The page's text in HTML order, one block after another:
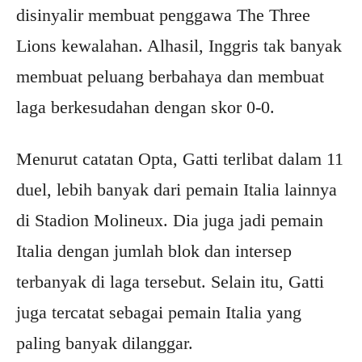
disinyalir membuat penggawa The Three
Lions kewalahan. Alhasil, Inggris tak banyak
membuat peluang berbahaya dan membuat
laga berkesudahan dengan skor 0-0.
Menurut catatan Opta, Gatti terlibat dalam 11
duel, lebih banyak dari pemain Italia lainnya
di Stadion Molineux. Dia juga jadi pemain
Italia dengan jumlah blok dan intersep
terbanyak di laga tersebut. Selain itu, Gatti
juga tercatat sebagai pemain Italia yang
paling banyak dilanggar.